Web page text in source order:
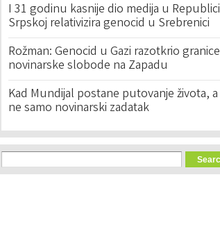
I 31 godinu kasnije dio medija u Republici
Srpskoj relativizira genocid u Srebrenici
Rožman: Genocid u Gazi razotkrio granice
novinarske slobode na Zapadu
Kad Mundijal postane putovanje života, a
ne samo novinarski zadatak
Search form
Search